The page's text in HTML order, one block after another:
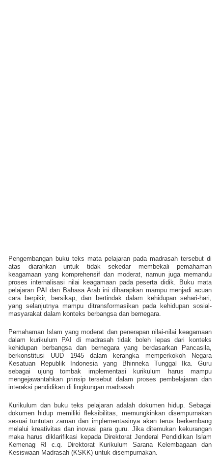
Pengembangan buku teks mata pelajaran pada madrasah tersebut di
atas diarahkan untuk tidak sekedar membekali pemahaman
keagamaan yang komprehensif dan moderat, namun juga memandu
proses internalisasi nilai keagamaan pada peserta didik. Buku mata
pelajaran PAI dan Bahasa Arab ini diharapkan mampu menjadi acuan
cara berpikir, bersikap, dan bertindak dalam kehidupan sehari-hari,
yang selanjutnya mampu ditransformasikan pada kehidupan sosial-
masyarakat dalam konteks berbangsa dan bernegara.
Pemahaman Islam yang moderat dan penerapan nilai-nilai keagamaan
dalam kurikulum PAI di madrasah tidak boleh lepas dari konteks
kehidupan berbangsa dan bernegara yang berdasarkan Pancasila,
berkonstitusi UUD 1945 dalam kerangka memperkokoh Negara
Kesatuan Republik Indonesia yang Bhinneka Tunggal Ika. Guru
sebagai ujung tombak implementasi kurikulum harus mampu
mengejawantahkan prinsip tersebut dalam proses pembelajaran dan
interaksi pendidikan di lingkungan madrasah.
Kurikulum dan buku teks pelajaran adalah dokumen hidup. Sebagai
dokumen hidup memiliki fleksibilitas, memungkinkan disempurnakan
sesuai tuntutan zaman dan implementasinya akan terus berkembang
melalui kreativitas dan inovasi para guru. Jika ditemukan kekurangan
maka harus diklarifikasi kepada Direktorat Jenderal Pendidikan Islam
Kemenag RI c.q. Direktorat Kurikulum Sarana Kelembagaan dan
Kesiswaan Madrasah (KSKK) untuk disempurnakan.